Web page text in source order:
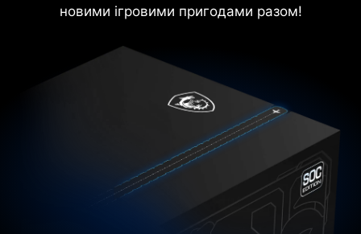
новими ігровими пригодами разом!